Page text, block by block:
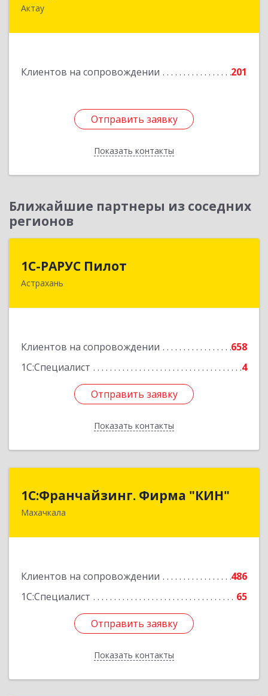
Актау
Клиентов на сопровождении 201
Отправить заявку
Показать контакты
РК, Мангистауская обл., г. Актау, 2 микрорайон,
Отправить заявку
Назад
Ближайшие партнеры из соседних
регионов
1С-РАРУС Пилот
Астрахань
Клиентов на сопровождении
658
1С:Специалист
4
Отправить заявку
Показать контакты
Отправить заявку
Назад
1С:Франчайзинг. Фирма "КИН"
Махачкала
Клиентов на сопровождении
486
1С:Специалист
65
Отправить заявку
Показать контакты
1С:Франчайзинг. Фирма "КИН"
367030, Дагестан Респ, Махачкала г, И.Казака
Отправить заявку
Назад